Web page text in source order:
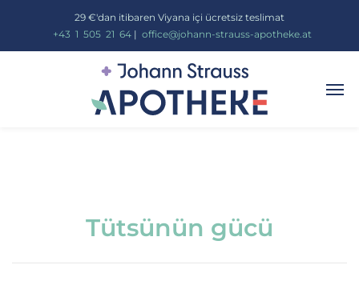
29 €'dan itibaren Viyana içi ücretsiz teslimat
+43 1 505_ 21 64| office@johann-strauss-apotheke.at
Tütsünün gücü